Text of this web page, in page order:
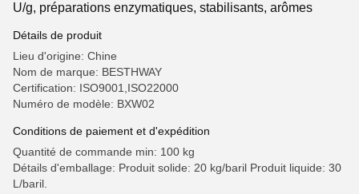
U/g, préparations enzymatiques, stabilisants, arômes
Détails de produit
Lieu d'origine: Chine
Nom de marque: BESTHWAY
Certification: ISO9001,ISO22000
Numéro de modèle: BXW02
Conditions de paiement et d'expédition
Quantité de commande min: 100 kg
Détails d'emballage: Produit solide: 20 kg/baril Produit liquide: 30
L/baril.